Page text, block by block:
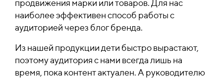
продвижения марки или товаров. Для нас
наиболее эффективен способ работы с
аудиторией через блог бренда.
Из нашей продукции дети быстро вырастают,
поэтому аудитория с нами всегда лишь на
время, пока контент актуален. А руководителю